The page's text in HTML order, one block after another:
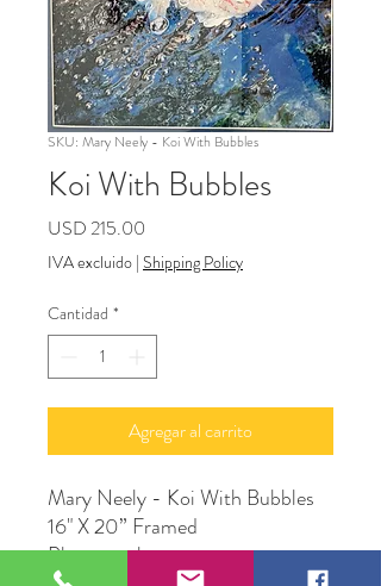
SKU: Mary Neely - Koi With Bubbles
Koi With Bubbles
USD 215.00
IVA excluido | Shipping Policy
Cantidad *
Agregar al carrito
Mary Neely - Koi With Bubbles
16" X 20” Framed
Photograph